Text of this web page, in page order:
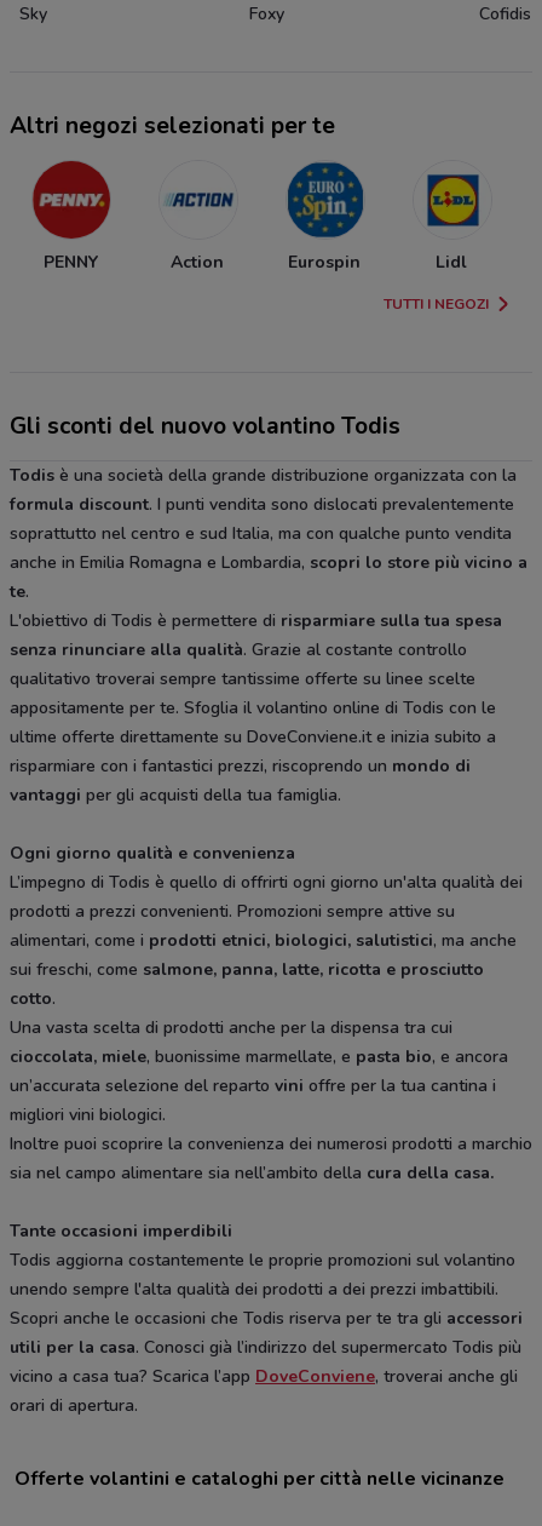
Sky Foxy Cofidis
Altri negozi selezionati per te
PENNY Action Eurospin Lidl
TUTTI I NEGOZI
Gli sconti del nuovo volantino Todis
Todis è una società della grande distribuzione organizzata con la
formula discount. I punti vendita sono dislocati prevalentemente
soprattutto nel centro e sud Italia, ma con qualche punto vendita
anche in Emilia Romagna e Lombardia, scopri lo store più vicino a
te.
L'obiettivo di Todis è permettere di risparmiare sulla tua spesa
senza rinunciare alla qualità. Grazie al costante controllo
qualitativo troverai sempre tantissime offerte su linee scelte
appositamente per te. Sfoglia il volantino online di Todis con le
ultime offerte direttamente su DoveConviene.it e inizia subito a
risparmiare con i fantastici prezzi, riscoprendo un mondo di
vantaggi per gli acquisti della tua famiglia.
Ogni giorno qualità e convenienza
L’impegno di Todis è quello di offrirti ogni giorno un'alta qualità dei
prodotti a prezzi convenienti. Promozioni sempre attive su
alimentari, come i prodotti etnici, biologici, salutistici, ma anche
sui freschi, come salmone, panna, latte, ricotta e prosciutto
cotto.
Una vasta scelta di prodotti anche per la dispensa tra cui
cioccolata, miele, buonissime marmellate, e pasta bio, e ancora
un’accurata selezione del reparto vini offre per la tua cantina i
migliori vini biologici.
Inoltre puoi scoprire la convenienza dei numerosi prodotti a marchio
sia nel campo alimentare sia nell’ambito della cura della casa.
Tante occasioni imperdibili
Todis aggiorna costantemente le proprie promozioni sul volantino
unendo sempre l'alta qualità dei prodotti a dei prezzi imbattibili.
Scopri anche le occasioni che Todis riserva per te tra gli accessori
utili per la casa. Conosci già l’indirizzo del supermercato Todis più
vicino a casa tua? Scarica l’app DoveConviene, troverai anche gli
orari di apertura.
Offerte volantini e cataloghi per città nelle vicinanze